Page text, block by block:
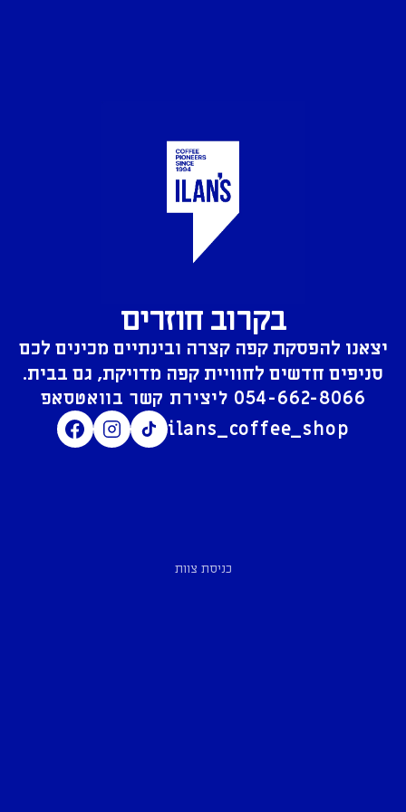
בקרוב חוזרים
יצאנו להפסקת קפה קצרה ובינתיים מכינים לכם
סניפים חדשים לחוויית קפה מדויקת, גם בבית.
054-662-8066
ilans_coffee_shop
כניסת צוות